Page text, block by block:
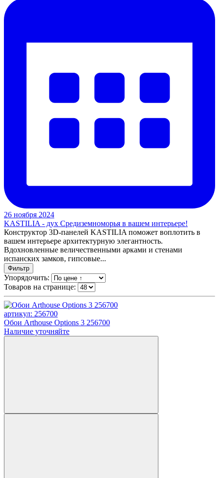
26 ноября 2024
KASTILIA - дух Средиземноморья в вашем интерьере!
Конструктор 3D-панелей KASTILIA поможет воплотить в
вашем интерьере архитектурную элегантность.
Вдохновленные величественными арками и стенами
испанских замков, гипсовые...
Фильтр
Упорядочить:
Товаров на странице:
артикул: 256700
Обои Arthouse Options 3 256700
Наличие уточняйте